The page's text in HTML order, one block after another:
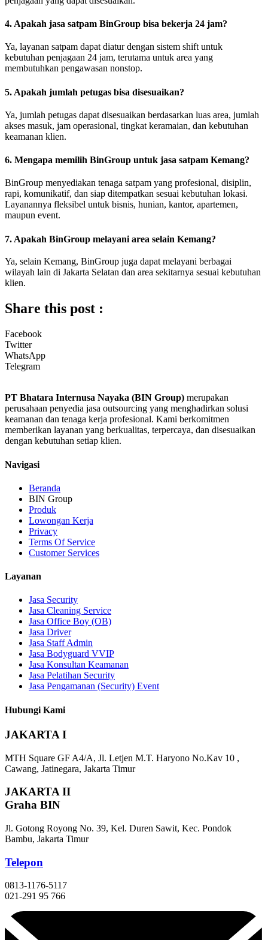
4. Apakah jasa satpam BinGroup bisa bekerja 24 jam?
Ya, layanan satpam dapat diatur dengan sistem shift untuk
kebutuhan penjagaan 24 jam, terutama untuk area yang
membutuhkan pengawasan nonstop.
5. Apakah jumlah petugas bisa disesuaikan?
Ya, jumlah petugas dapat disesuaikan berdasarkan luas area, jumlah
akses masuk, jam operasional, tingkat keramaian, dan kebutuhan
keamanan klien.
6. Mengapa memilih BinGroup untuk jasa satpam Kemang?
BinGroup menyediakan tenaga satpam yang profesional, disiplin,
rapi, komunikatif, dan siap ditempatkan sesuai kebutuhan lokasi.
Layanannya fleksibel untuk bisnis, hunian, kantor, apartemen,
maupun event.
7. Apakah BinGroup melayani area selain Kemang?
Ya, selain Kemang, BinGroup juga dapat melayani berbagai
wilayah lain di Jakarta Selatan dan area sekitarnya sesuai kebutuhan
klien.
Share this post :
Facebook
Twitter
WhatsApp
Telegram
PT Bhatara Internusa Nayaka (BIN Group) merupakan
perusahaan penyedia jasa outsourcing yang menghadirkan solusi
keamanan dan tenaga kerja profesional. Kami berkomitmen
memberikan layanan yang berkualitas, terpercaya, dan disesuaikan
dengan kebutuhan setiap klien.
Navigasi
Beranda
BIN Group
Produk
Lowongan Kerja
Privacy
Terms Of Service
Customer Services
Layanan
Jasa Security
Jasa Cleaning Service
Jasa Office Boy (OB)
Jasa Driver
Jasa Staff Admin
Jasa Bodyguard VVIP
Jasa Konsultan Keamanan
Jasa Pelatihan Security
Jasa Pengamanan (Security) Event
Hubungi Kami
JAKARTA I
MTH Square GF A4/A, Jl. Letjen M.T. Haryono No.Kav 10 ,
Cawang, Jatinegara, Jakarta Timur
JAKARTA II
Graha BIN
Jl. Gotong Royong No. 39, Kel. Duren Sawit, Kec. Pondok
Bambu, Jakarta Timur
Telepon
0813-1176-5117
021-291 95 766